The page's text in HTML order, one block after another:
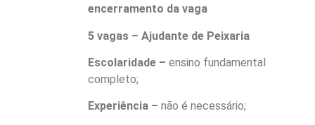
encerramento da vaga
5 vagas – Ajudante de Peixaria
Escolaridade – ensino fundamental
completo;
Experiência – não é necessário;